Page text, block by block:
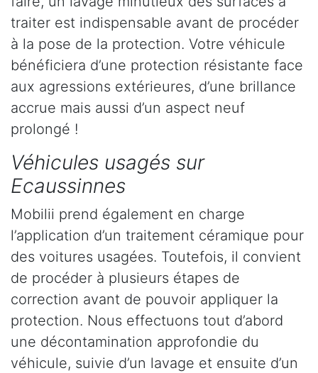
traiter est indispensable avant de procéder
à la pose de la protection. Votre véhicule
bénéficiera d’une protection résistante face
aux agressions extérieures, d’une brillance
accrue mais aussi d’un aspect neuf
prolongé !
Véhicules usagés sur
Ecaussinnes
Mobilii prend également en charge
l’application d’un traitement céramique pour
des voitures usagées. Toutefois, il convient
de procéder à plusieurs étapes de
correction avant de pouvoir appliquer la
protection. Nous effectuons tout d’abord
une décontamination approfondie du
véhicule, suivie d’un lavage et ensuite d’un